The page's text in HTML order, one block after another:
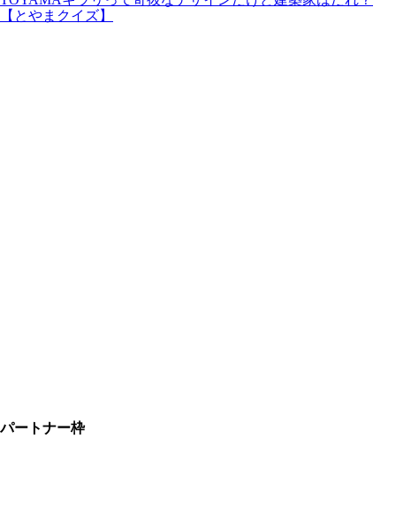
【とやまクイズ】
パートナー枠